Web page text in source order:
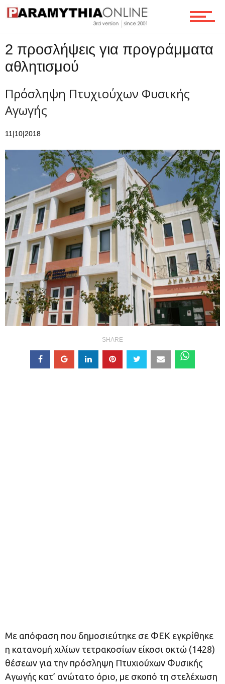
Τεχνολογία
Ροή
Επικοινωνία
2 προσλήψεις για προγράμματα
αθλητισμού
Πρόσληψη Πτυχιούχων Φυσικής
Αγωγής
11|10|2018
SHARE
Με απόφαση που δημοσιεύτηκε σε ΦΕΚ εγκρίθηκε
η κατανομή χιλίων τετρακοσίων είκοσι οκτώ (1428)
θέσεων για την πρόσληψη Πτυχιούχων Φυσικής
Αγωγής κατ’ ανώτατο όριο, με σκοπό τη στελέχωση